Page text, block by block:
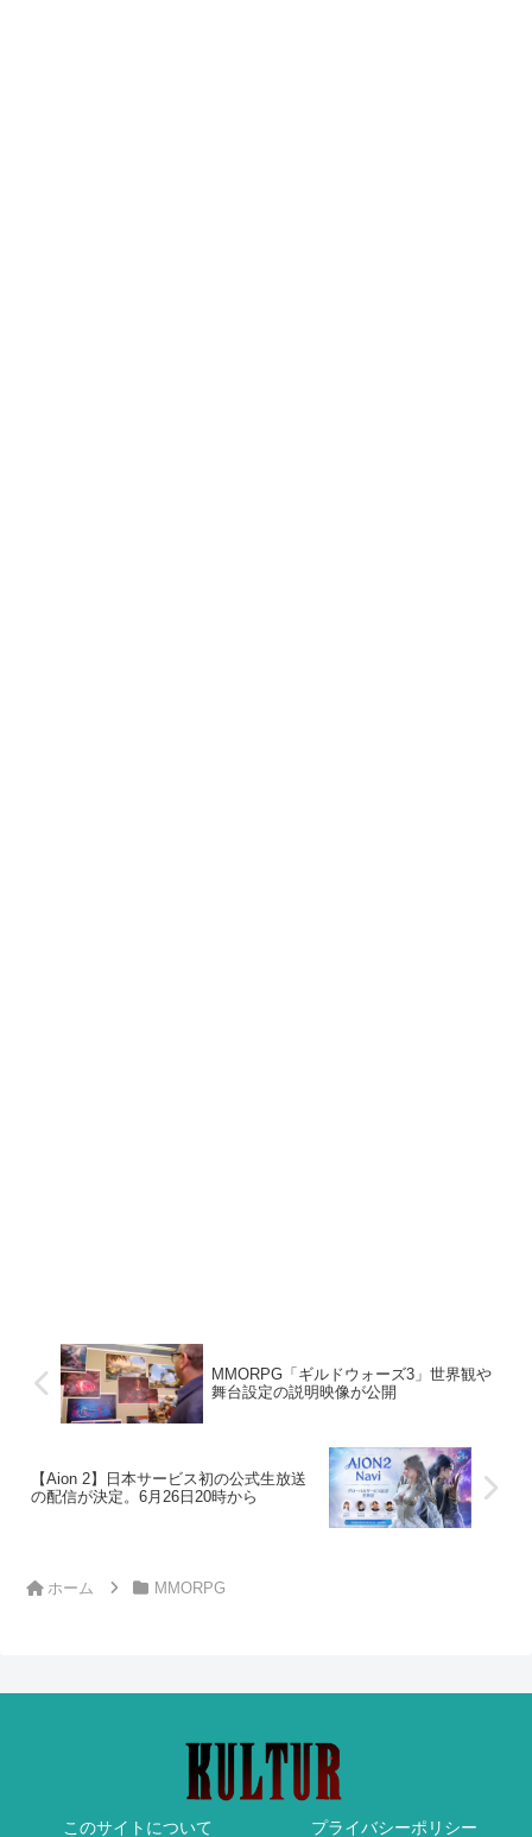
MMORPG「ギルドウォーズ3」世界観や
舞台設定の説明映像が公開
【Aion 2】日本サービス初の公式生放送
の配信が決定。6月26日20時から
ホーム MMORPG
このサイトについて プライバシーポリシー